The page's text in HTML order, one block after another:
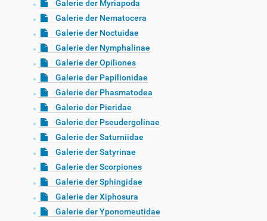
Galerie der Myriapoda
Galerie der Nematocera
Galerie der Noctuidae
Galerie der Nymphalinae
Galerie der Opiliones
Galerie der Papilionidae
Galerie der Phasmatodea
Galerie der Pieridae
Galerie der Pseudergolinae
Galerie der Saturniidae
Galerie der Satyrinae
Galerie der Scorpiones
Galerie der Sphingidae
Galerie der Xiphosura
Galerie der Yponomeutidae